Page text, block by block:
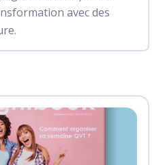
avec des